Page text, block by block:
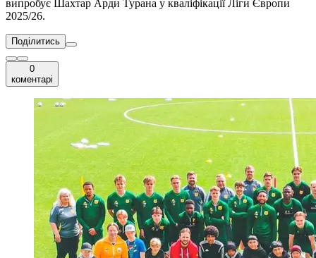
випробує Шахтар Арди Турана у кваліфікації Ліги Європи
2025/26.
Поділитись
0
коментарі